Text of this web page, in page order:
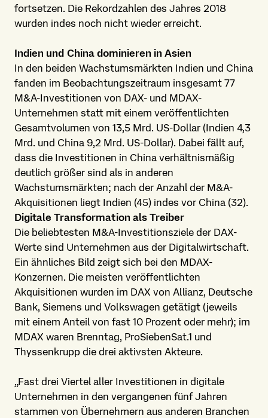
fortsetzen. Die Rekordzahlen des Jahres 2018
wurden indes noch nicht wieder erreicht.
Indien und China dominieren in Asien
In den beiden Wachstumsmärkten Indien und China
fanden im Beobachtungszeitraum insgesamt 77
M&A-Investitionen von DAX- und MDAX-
Unternehmen statt mit einem veröffentlichten
Gesamtvolumen von 13,5 Mrd. US-Dollar (Indien 4,3
Mrd. und China 9,2 Mrd. US-Dollar). Dabei fällt auf,
dass die Investitionen in China verhältnismäßig
deutlich größer sind als in anderen
Wachstumsmärkten; nach der Anzahl der M&A-
Akquisitionen liegt Indien (45) indes vor China (32).
Digitale Transformation als Treiber
Die beliebtesten M&A-Investitionsziele der DAX-
Werte sind Unternehmen aus der Digitalwirtschaft.
Ein ähnliches Bild zeigt sich bei den MDAX-
Konzernen. Die meisten veröffentlichten
Akquisitionen wurden im DAX von Allianz, Deutsche
Bank, Siemens und Volkswagen getätigt (jeweils
mit einem Anteil von fast 10 Prozent oder mehr); im
MDAX waren Brenntag, ProSiebenSat.1 und
Thyssenkrupp die drei aktivsten Akteure.
„Fast drei Viertel aller Investitionen in digitale
Unternehmen in den vergangenen fünf Jahren
stammen von Übernehmern aus anderen Branchen